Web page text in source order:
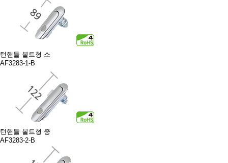
턴핸들 볼트형 소
AF3283-1-B
턴핸들 볼트형 중
AF3283-2-B